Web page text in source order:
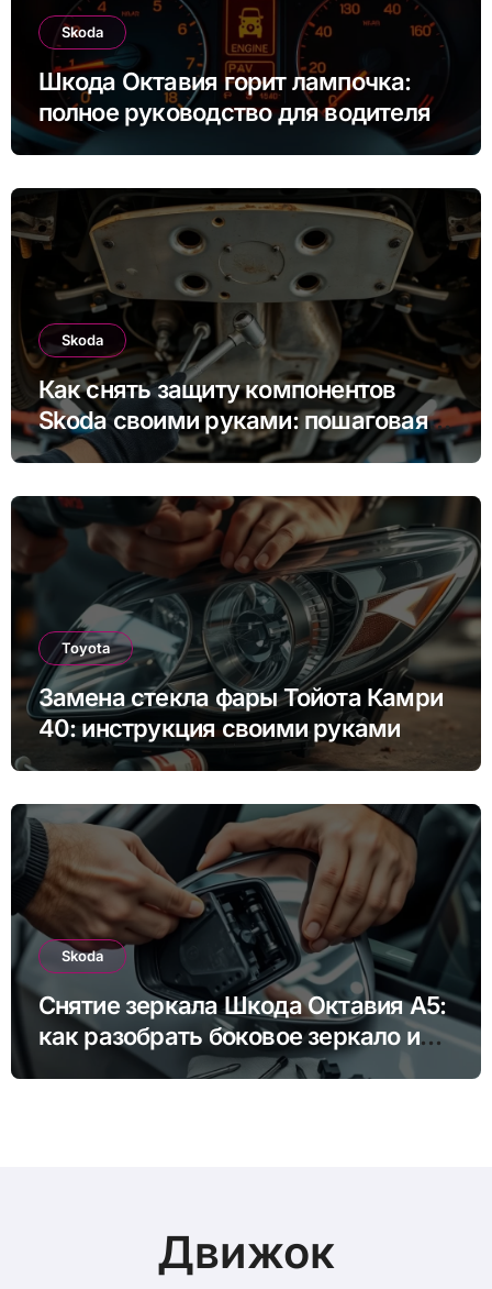
Skoda
Шкода Октавия горит лампочка:
полное руководство для водителя
Skoda
Как снять защиту компонентов
Skoda своими руками: пошаговая
инструкция для Rapid, Octavia и
Toyota
Замена стекла фары Тойота Камри
40: инструкция своими руками
Skoda
Снятие зеркала Шкода Октавия А5:
как разобрать боковое зеркало и
снять зеркальный элемент своими
Движок